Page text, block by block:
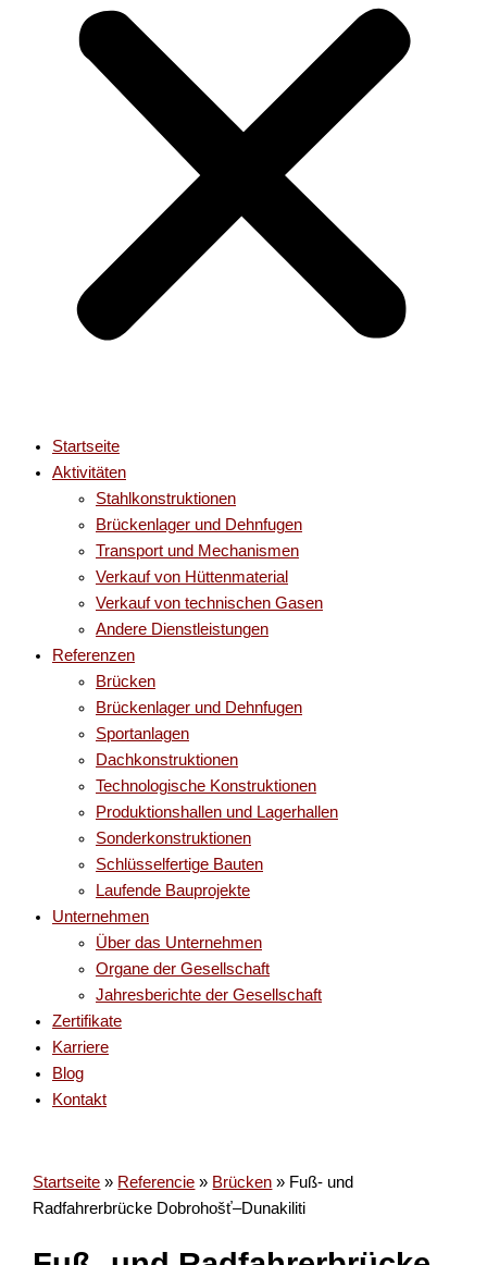
Startseite
Aktivitäten
Stahlkonstruktionen
Brückenlager und Dehnfugen
Transport und Mechanismen
Verkauf von Hüttenmaterial
Verkauf von technischen Gasen
Andere Dienstleistungen
Referenzen
Brücken
Brückenlager und Dehnfugen
Sportanlagen
Dachkonstruktionen
Technologische Konstruktionen
Produktionshallen und Lagerhallen
Sonderkonstruktionen
Schlüsselfertige Bauten
Laufende Bauprojekte
Unternehmen
Über das Unternehmen
Organe der Gesellschaft
Jahresberichte der Gesellschaft
Zertifikate
Karriere
Blog
Kontakt
Startseite » Referencie » Brücken » Fuß- und
Radfahrerbrücke Dobrohošť–Dunakiliti